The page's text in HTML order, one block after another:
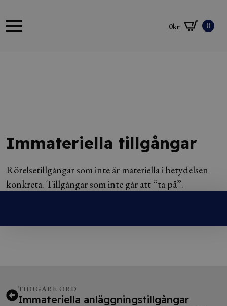
0kr 0
Immateriella tillgångar
Rörelsetillgångar som inte är materiella i betydelsen
konkreta. Tillgångar som inte går att “ta på”.
TIDIGARE ORD
Immateriella anläggningstillgångar